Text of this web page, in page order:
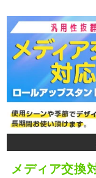
メディア交換